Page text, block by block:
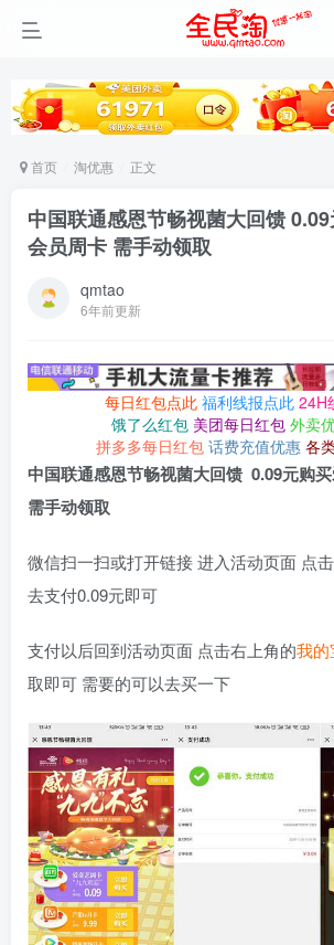
首页 淘优惠 正文
中国联通感恩节畅视菌大回馈
会员周卡 需手动领取
qmtao
6年前更新
每日红包点此 福利线报点此 24H
饿了么红包 美团每日红包 外卖
拼多多每日红包 话费充值优惠 各
中国联通感恩节畅视菌大回馈 0.09元购
需手动领取
微信扫一扫或打开链接 进入活动页面 点
去支付0.09元即可
支付以后回到活动页面 点击右上角的我的
取即可 需要的可以去买一下